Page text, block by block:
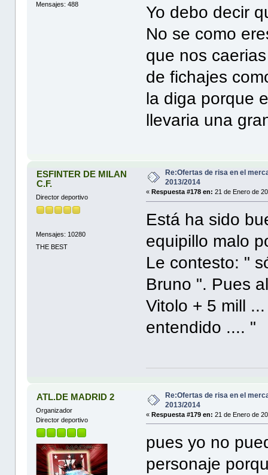
Mensajes: 488
Yo debo decir
No se como
que nos
de fichajes
la diga porque
llevaria una
ESFINTER DE MILAN
C.F.
Director deportivo
Mensajes: 10280
THE BEST
Re:Ofertas de risa en el
2013/2014
« Respuesta #178 en: 21 de Enero de
Está ha sido
equipillo malo
Le contesto: "
Bruno ". Pues
Vitolo + 5 mill
entendido .... "
ATL.DE MADRID 2
Organizador
Director deportivo
Re:Ofertas de risa en el
2013/2014
«Respuesta #179 en: 21 de Enero de
pues yo no
personaje